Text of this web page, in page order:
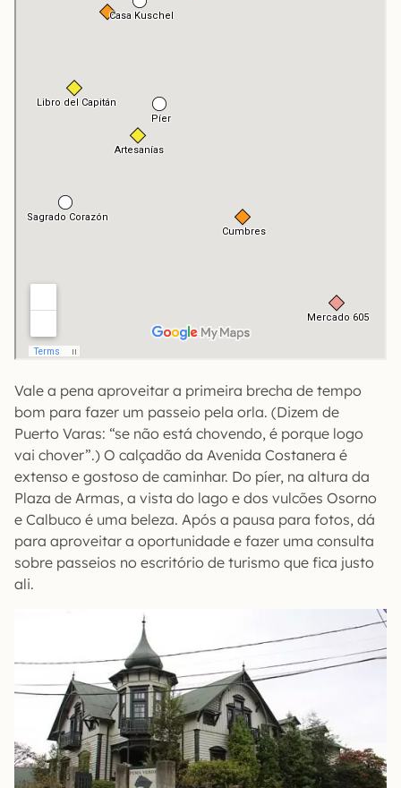
Vale a pena aproveitar a primeira brecha de tempo
bom para fazer um passeio pela orla. (Dizem de
Puerto Varas: “se não está chovendo, é porque logo
vai chover”.) O calçadão da Avenida Costanera é
extenso e gostoso de caminhar. Do píer, na altura da
Plaza de Armas, a vista do lago e dos vulcões Osorno
e Calbuco é uma beleza. Após a pausa para fotos, dá
para aproveitar a oportunidade e fazer uma consulta
sobre passeios no escritório de turismo que fica justo
ali.